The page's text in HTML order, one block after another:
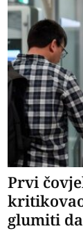
Prvi
glumiti